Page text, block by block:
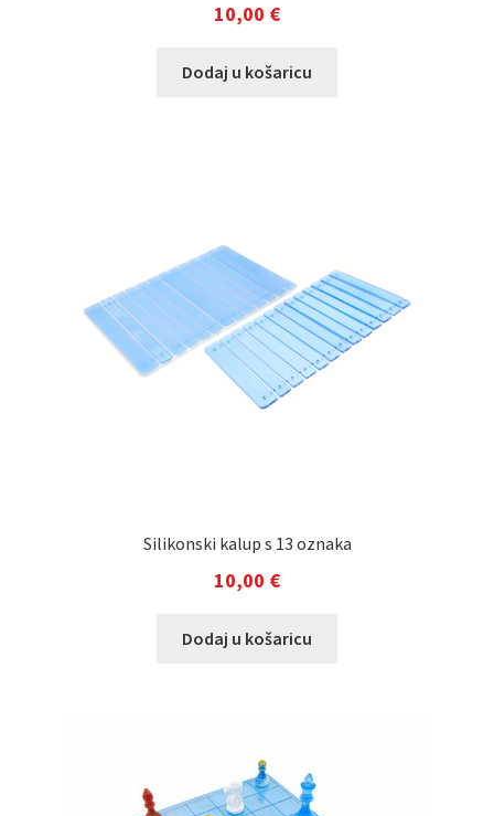
10,00 €
Dodaj u košaricu
Silikonski kalup s 13 oznaka
10,00 €
Dodaj u košaricu